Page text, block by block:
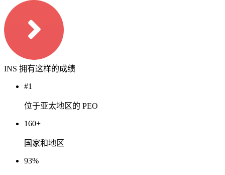
INS 拥有这样的成绩
#1
位于亚太地区的 PEO
160+
国家和地区
93%